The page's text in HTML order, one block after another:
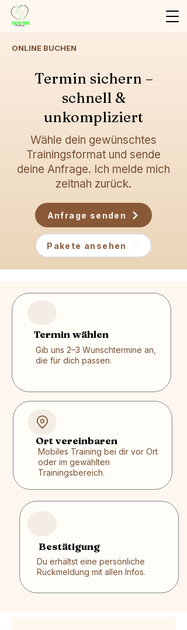
ONLINE BUCHEN
Termin sichern –
schnell &
unkompliziert
Wähle dein gewünschtes
Trainingsformat und sende
deine Anfrage. Ich melde mich
zeitnah zurück.
Anfrage senden
Pakete ansehen
Termin wählen
Gib uns 2–3 Wunschtermine an,
die für dich passen.
Mobiles Training bei dir vor Ort
oder im gewählten
Trainingsbereich.
Ort vereinbaren
Du erhältst eine persönliche
Rückmeldung mit allen Infos.
Bestätigung